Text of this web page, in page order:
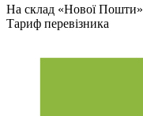
На склад «Нової Пошти»
Тариф перевізника